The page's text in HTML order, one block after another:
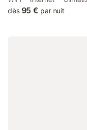
and barbecue facilities.
dès 95 € par nuit